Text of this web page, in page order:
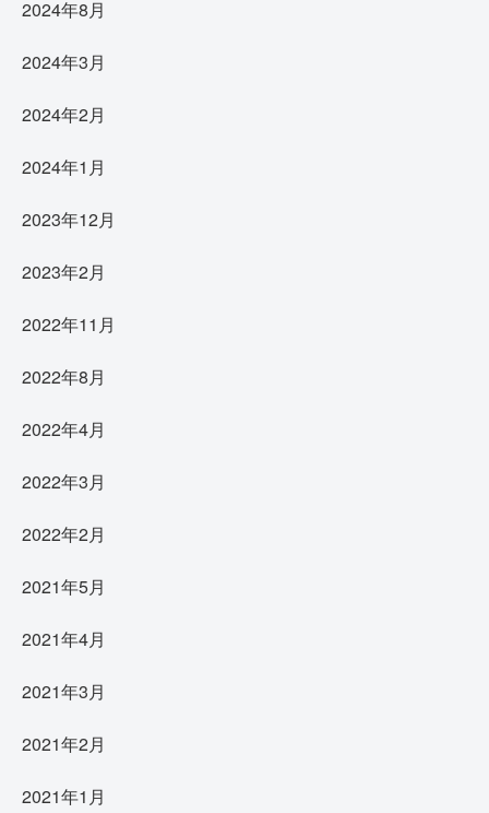
2024年8月
2024年3月
2024年2月
2024年1月
2023年12月
2023年2月
2022年11月
2022年8月
2022年4月
2022年3月
2022年2月
2021年5月
2021年4月
2021年3月
2021年2月
2021年1月